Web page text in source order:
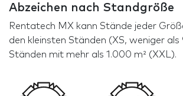
Abzeichen nach Standgröße
Rentatech MX kann Stände jeder
den kleinsten Ständen (XS, weniger als
Ständen mit mehr als 1.000 m² (XXL).